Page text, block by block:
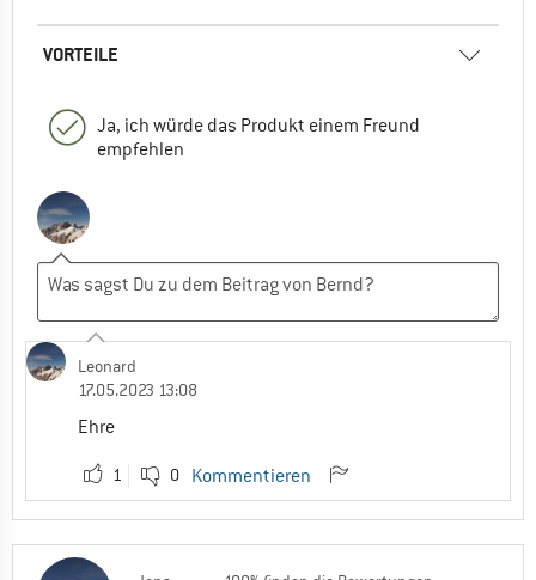
VORTEILE
Ja, ich würde das Produkt einem Freund
empfehlen
Leonard
17.05.2023 13:08
Ehre
1 0 Kommentieren